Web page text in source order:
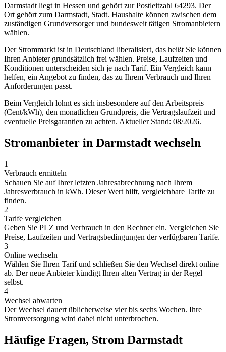
Darmstadt liegt in Hessen und gehört zur Postleitzahl 64293. Der
Ort gehört zum Darmstadt, Stadt. Haushalte können zwischen dem
zuständigen Grundversorger und bundesweit tätigen Stromanbietern
wählen.
Der Strommarkt ist in Deutschland liberalisiert, das heißt Sie können
Ihren Anbieter grundsätzlich frei wählen. Preise, Laufzeiten und
Konditionen unterscheiden sich je nach Tarif. Ein Vergleich kann
helfen, ein Angebot zu finden, das zu Ihrem Verbrauch und Ihren
Anforderungen passt.
Beim Vergleich lohnt es sich insbesondere auf den Arbeitspreis
(Cent/kWh), den monatlichen Grundpreis, die Vertragslaufzeit und
eventuelle Preisgarantien zu achten. Aktueller Stand: 08/2026.
Stromanbieter in Darmstadt wechseln
1
Verbrauch ermitteln
Schauen Sie auf Ihrer letzten Jahresabrechnung nach Ihrem
Jahresverbrauch in kWh. Dieser Wert hilft, vergleichbare Tarife zu
finden.
2
Tarife vergleichen
Geben Sie PLZ und Verbrauch in den Rechner ein. Vergleichen Sie
Preise, Laufzeiten und Vertragsbedingungen der verfügbaren Tarife.
3
Online wechseln
Wählen Sie Ihren Tarif und schließen Sie den Wechsel direkt online
ab. Der neue Anbieter kündigt Ihren alten Vertrag in der Regel
selbst.
4
Wechsel abwarten
Der Wechsel dauert üblicherweise vier bis sechs Wochen. Ihre
Stromversorgung wird dabei nicht unterbrochen.
Häufige Fragen, Strom Darmstadt